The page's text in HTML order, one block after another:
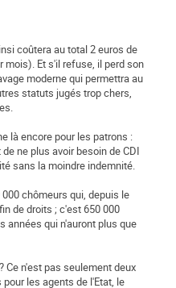
coûtera au total 2 euros de
mois). Et s'il refuse, il perd son
moderne qui permettra au
statuts jugés trop chers,
là encore pour les patrons :
ne plus avoir besoin de CDI
sans la moindre indemnité.
chômeurs qui, depuis le
de droits ; c'est 650 000
années qui n'auront plus que
Ce n'est pas seulement deux
les agents de l'Etat, le